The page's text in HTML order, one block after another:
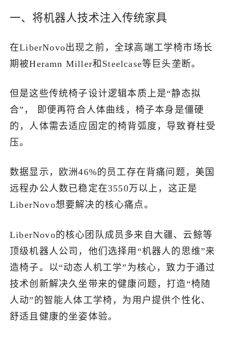
一、将机器人技术注入传统家具
在LiberNovo出现之前，全球高端工学椅市场长
期被Heramn Miller和Steelcase等巨头垄断。
但是这些传统椅子设计逻辑本质上是“静态拟
合”， 即便再符合人体曲线，椅子本身是僵硬
的，人体需去适应固定的椅背弧度，导致脊柱受
压。
数据显示，欧洲46%的员工存在背痛问题，美国
远程办公人数已稳定在3550万以上，这正是
LiberNovo想要解决的核心痛点。
LiberNovo的核心团队成员多来自大疆、云鲸等
顶级机器人公司，他们选择用“机器人的思维”来
造椅子。以“动态人机工学”为核心，致力于通过
技术创新解决久坐带来的健康问题，打造“椅随
人动”的智能人体工学椅，为用户提供个性化、
舒适且健康的坐姿体验。